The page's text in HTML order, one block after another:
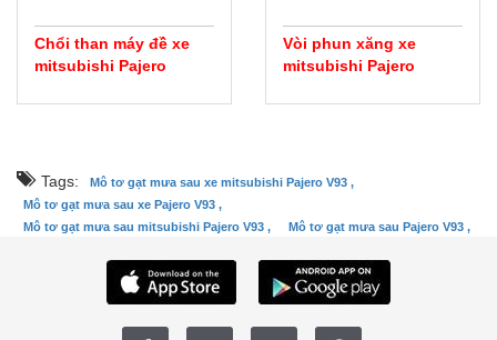
Chổi than máy đề xe
mitsubishi Pajero
Vòi phun xăng xe
mitsubishi Pajero
Tags:
Mô tơ gạt mưa sau xe mitsubishi Pajero V93 ,
Mô tơ gạt mưa sau xe Pajero V93 ,
Mô tơ gạt mưa sau mitsubishi Pajero V93 ,
Mô tơ gạt mưa sau Pajero V93 ,